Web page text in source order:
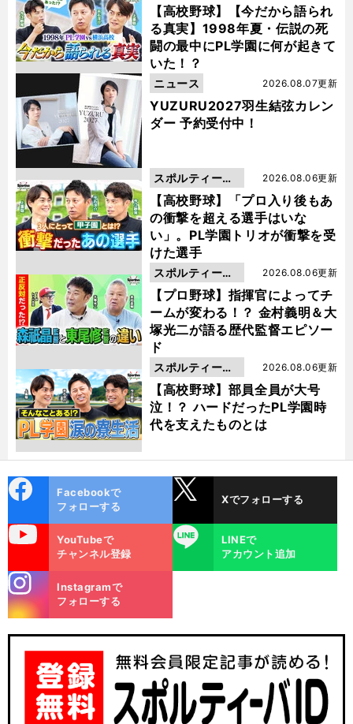
【高校野球】【今だから語られ
る真実】1998年夏・伝説の死
闘の最中にPL学園に何が起きて
いた！？
動画
YUZURU2027羽生結弦カレン
ダー 予約受付中！
2026.08.07更新
ニュース
【高校野球】「プロ入り後もあ
の衝撃を超える選手はいな
い」。PL学園トリオが衝撃を受
けた選手
2026.08.06更新
スポルティーバ
動画
【プロ野球】指揮官によってチ
ームが変わる！？ 金村義明＆大
塚光二が語る歴代監督エピソー
ド
2026.08.06更新
スポルティーバ
動画
【高校野球】部員全員が大号
泣！？ ハードだったPL学園時
代を支えたものとは
2026.08.06更新
スポルティーバ
動画
ok
Facebookで
フォローする
Xでフォローする
YouTubeで
チャンネル登録
LINE
LINEで
アカウント追加
m
Instagramで
フォローする